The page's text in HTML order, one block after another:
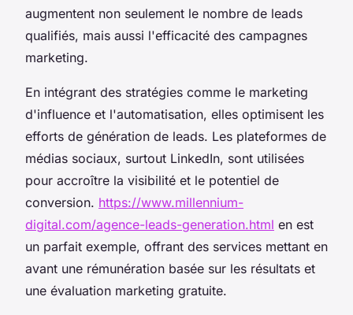
augmentent non seulement le nombre de leads
qualifiés, mais aussi l'efficacité des campagnes
marketing.
En intégrant des stratégies comme le marketing
d'influence et l'automatisation, elles optimisent les
efforts de génération de leads. Les plateformes de
médias sociaux, surtout LinkedIn, sont utilisées
pour accroître la visibilité et le potentiel de
conversion. https://www.millennium-
digital.com/agence-leads-generation.html en est
un parfait exemple, offrant des services mettant en
avant une rémunération basée sur les résultats et
une évaluation marketing gratuite.